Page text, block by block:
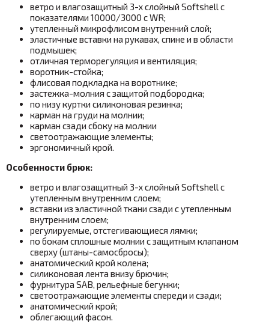
ветро и влагозащитный 3-х слойный Softshell с
показателями 10000/3000 с WR;
утепленный микрофлисом внутренний слой;
эластичные вставки на рукавах, спине и в области
подмышек;
отличная терморегуляция и вентиляция;
воротник-стойка;
флисовая подкладка на воротнике;
застежка-молния с защитой подбородка;
по низу куртки силиконовая резинка;
карман на груди на молнии;
карман сзади сбоку на молнии
светоотражающие элементы;
эргономичный крой.
Особенности брюк:
ветро и влагозащитный 3-х слойный Softshell с
утепленным внутренним слоем;
вставки из эластичной ткани сзади с утепленным
внутренним слоем;
регулируемые, отстегивающиеся лямки;
по бокам сплошные молнии с защитным клапаном
сверху (штаны-самосбросы);
анатомический крой колена;
силиконовая лента внизу брючин;
фурнитура SAB, рельефные бегунки;
светоотражающие элементы спереди и сзади;
анатомический крой;
облегающий фасон.